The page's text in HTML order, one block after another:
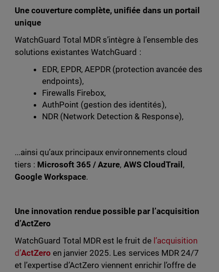
Une couverture complète, unifiée dans un portail
unique
WatchGuard Total MDR s’intègre à l’ensemble des
solutions existantes WatchGuard :
EDR, EPDR, AEPDR (protection avancée des
endpoints),
Firewalls Firebox,
AuthPoint (gestion des identités),
NDR (Network Detection & Response),
...ainsi qu’aux principaux environnements cloud
tiers : Microsoft 365 / Azure, AWS CloudTrail ,
Google Workspace.
Une innovation rendue possible par l’acquisition
d’ActZero
WatchGuard Total MDR est le fruit de l’acquisition
d’ActZero en janvier 2025. Les services MDR 24/7
et l’expertise d’ActZero viennent enrichir l’offre de